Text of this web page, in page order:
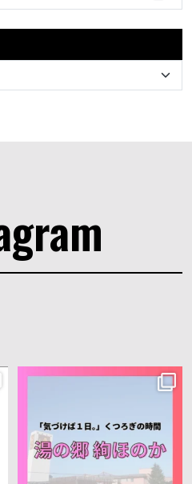
みなさんこんにちは、Digryと申しま
10